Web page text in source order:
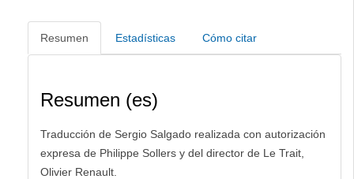
Resumen Estadísticas Cómo citar
Resumen (es)
Traducción de Sergio Salgado realizada con autorización
expresa de Philippe Sollers y del director de Le Trait,
Olivier Renault.